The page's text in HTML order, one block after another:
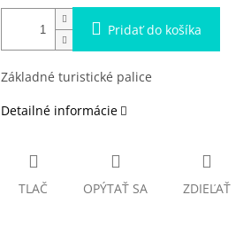
Pridať do košíka
Základné turistické palice
Detailné informácie
TLAČ OPÝTAŤ SA ZDIEĽAŤ